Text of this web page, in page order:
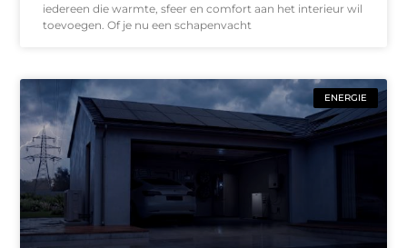
iedereen die warmte, sfeer en comfort aan het interieur wil
toevoegen. Of je nu een schapenvacht
ENERGIE